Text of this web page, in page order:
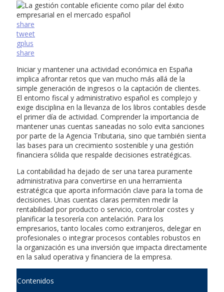
share
tweet
gplus
share
Iniciar y mantener una actividad económica en España
implica afrontar retos que van mucho más allá de la
simple generación de ingresos o la captación de clientes.
El entorno fiscal y administrativo español es complejo y
exige disciplina en la llevanza de los libros contables desde
el primer día de actividad. Comprender la importancia de
mantener unas cuentas saneadas no solo evita sanciones
por parte de la Agencia Tributaria, sino que también sienta
las bases para un crecimiento sostenible y una gestión
financiera sólida que respalde decisiones estratégicas.
La contabilidad ha dejado de ser una tarea puramente
administrativa para convertirse en una herramienta
estratégica que aporta información clave para la toma de
decisiones. Unas cuentas claras permiten medir la
rentabilidad por producto o servicio, controlar costes y
planificar la tesorería con antelación. Para los
empresarios, tanto locales como extranjeros, delegar en
profesionales o integrar procesos contables robustos en
la organización es una inversión que impacta directamente
en la salud operativa y financiera de la empresa.
Contenidos